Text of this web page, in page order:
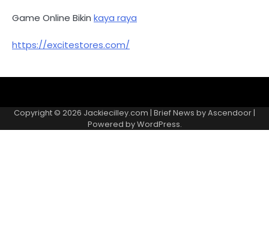
Game Online Bikin kaya raya
https://excitestores.com/
Privasi
Kami
Copyright © 2026 Jackiecilley.com | Brief News byAscendoor |
Powered byWordPress.